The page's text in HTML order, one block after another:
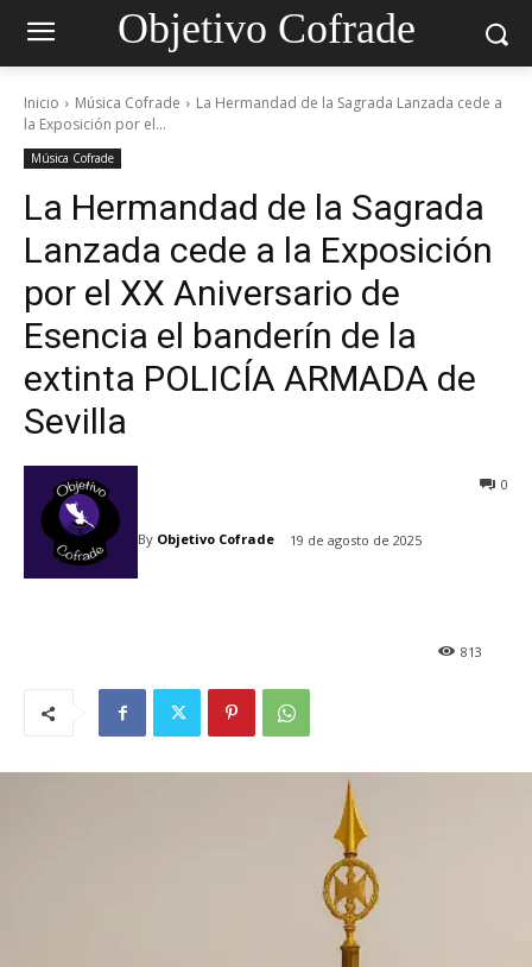
Objetivo Cofrade
Inicio Música Cofrade
La Hermandad de la Sagrada Lanzada cede a
la Exposición por el...
Música Cofrade
La Hermandad de la Sagrada
Lanzada cede a la Exposición
por el XX Aniversario de
Esencia el banderín de la
extinta POLICÍA ARMADA de
Sevilla
By Objetivo Cofrade 19 de agosto de 2025
0
813